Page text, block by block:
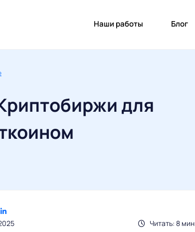
Наши работы Блог
для
Читать: 8 мин